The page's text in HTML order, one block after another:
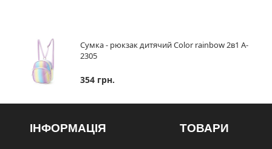
Сумка - рюкзак дитячий Color rainbow 2в1 A-
2305
354 грн.
ІНФОРМАЦІЯ ТОВАРИ